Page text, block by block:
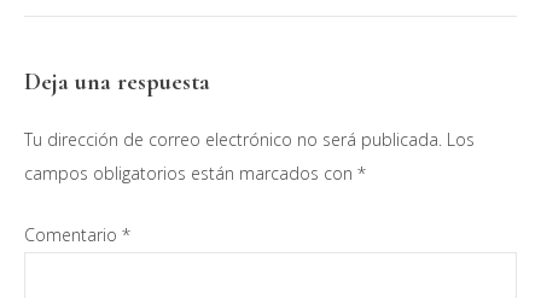
Deja una respuesta
Tu dirección de correo electrónico no será publicada. Los
campos obligatorios están marcados con *
Comentario *